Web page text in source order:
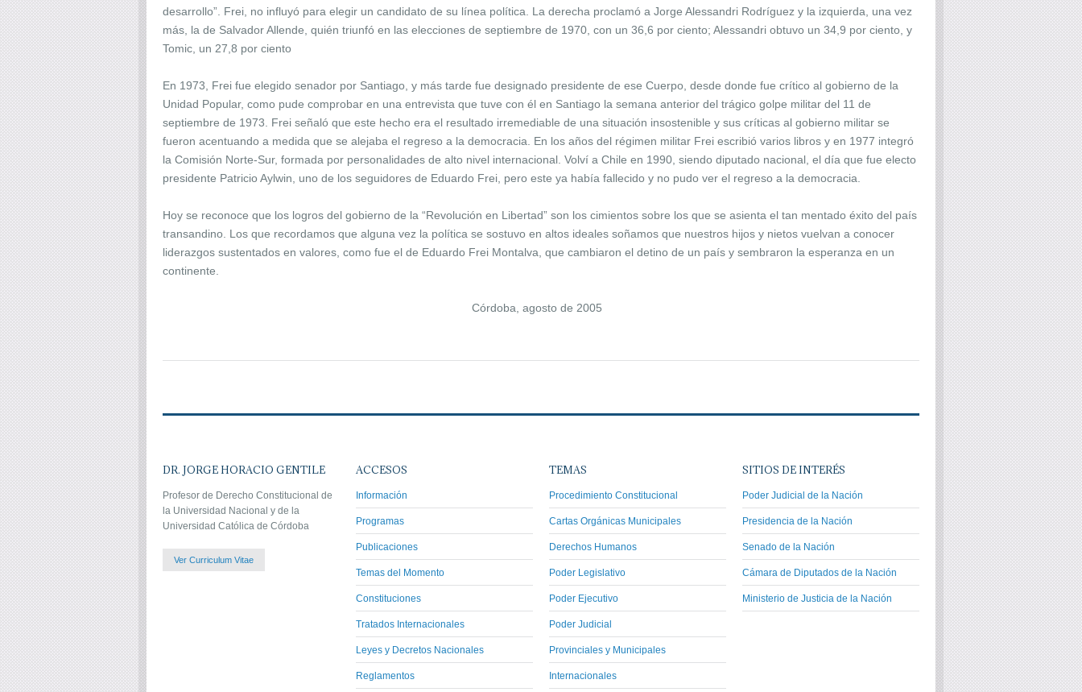
desarrollo”. Frei, no influyó para elegir un candidato de su línea política. La derecha proclamó a Jorge Alessandri Rodríguez y la izquierda, una vez
más, la de Salvador Allende, quién triunfó en las elecciones de septiembre de 1970, con un 36,6 por ciento; Alessandri obtuvo un 34,9 por ciento, y
Tomic, un 27,8 por ciento
En 1973, Frei fue elegido senador por Santiago, y más tarde fue designado presidente de ese Cuerpo, desde donde fue crítico al gobierno de la
Unidad Popular, como pude comprobar en una entrevista que tuve con él en Santiago la semana anterior del trágico golpe militar del 11 de
septiembre de 1973. Frei señaló que este hecho era el resultado irremediable de una situación insostenible y sus críticas al gobierno militar se
fueron acentuando a medida que se alejaba el regreso a la democracia. En los años del régimen militar Frei escribió varios libros y en 1977 integró
la Comisión Norte-Sur, formada por personalidades de alto nivel internacional. Volví a Chile en 1990, siendo diputado nacional, el día que fue electo
presidente Patricio Aylwin, uno de los seguidores de Eduardo Frei, pero este ya había fallecido y no pudo ver el regreso a la democracia.
Hoy se reconoce que los logros del gobierno de la “Revolución en Libertad” son los cimientos sobre los que se asienta el tan mentado éxito del país
transandino. Los que recordamos que alguna vez la política se sostuvo en altos ideales soñamos que nuestros hijos y nietos vuelvan a conocer
liderazgos sustentados en valores, como fue el de Eduardo Frei Montalva, que cambiaron el detino de un país y sembraron la esperanza en un
continente.
Córdoba, agosto de 2005
DR. JORGE HORACIO GENTILE
Profesor de Derecho Constitucional de
la Universidad Nacional y de la
Universidad Católica de Córdoba
Ver Curriculum Vitae
ACCESOS
Información
Programas
Publicaciones
Temas del Momento
Constituciones
Tratados Internacionales
Leyes y Decretos Nacionales
Reglamentos
TEMAS
Procedimiento Constitucional
Cartas Orgánicas Municipales
Derechos Humanos
Poder Legislativo
Poder Ejecutivo
Poder Judicial
Provinciales y Municipales
Internacionales
SITIOS DE INTERÉS
Poder Judicial de la Nación
Presidencia de la Nación
Senado de la Nación
Cámara de Diputados de la Nación
Ministerio de Justicia de la Nación